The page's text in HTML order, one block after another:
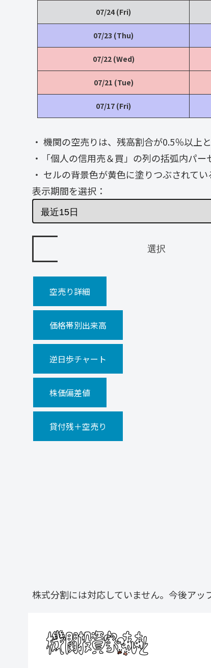
07/24 (Fri)
07/23 (Thu)
07/22 (Wed)
07/21 (Tue)
07/17 (Fri)
・ 機関の空売りは、残高割合が0.5％以上
・「個人の信用売＆買」の列の括弧内パ
・ セルの背景色が黄色に塗りつぶされて
表示期間を選択：
空売り詳細
価格帯別出来高
逆日歩チャート
株価偏差値
貸付残＋空売り
株式分割には対応していません。今後アッ